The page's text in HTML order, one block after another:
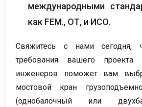
международными
как FEM., ОТ, и ИСО.
Свяжитесь с нами сегодня,
требования вашего
инженеров поможет вам
мостовой кран
(однобалочный или